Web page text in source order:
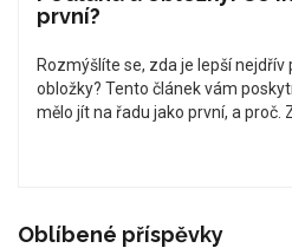
první?
Rozmýšlíte se, zda je lepší
obložky? Tento článek vám
mělo jít na řadu jako první, a proč.
častým chybám při instalaci.
Oblíbené příspěvky